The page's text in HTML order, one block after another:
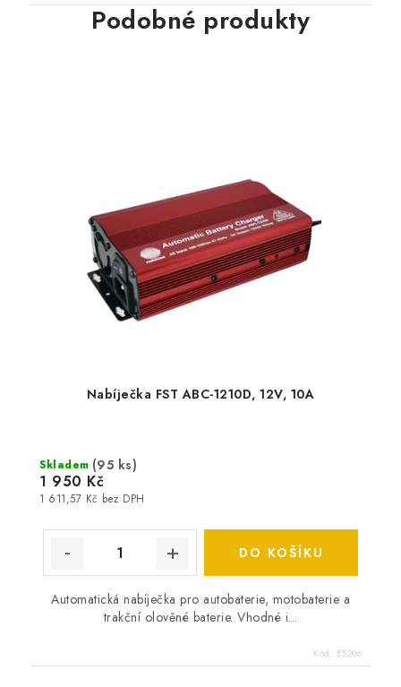
Podobné produkty
Nabíječka FST ABC-1210D, 12V, 10A
Skladem (95 ks)
1 611,57 Kč bez DPH
1 950 Kč
DO KOŠÍKU
Automatická nabíječka pro autobaterie, motobaterie a
trakční olověné baterie. Vhodné i...
Kód: E5206